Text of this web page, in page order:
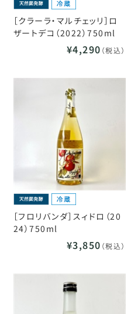
［クラーラ・マルチェッリ］ロ
ザートデコ（2022）750ml
¥4,290 （税込）
［フロリバンダ］スィドロ（20
24）750ml
¥3,850 （税込）